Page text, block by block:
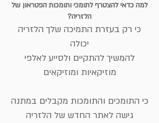
למה כדאי להצטרף לתומכי ותומכות הפטראון של
הלזריה?
כי רק בעזרת התמיכה שלך הלזריה
יכולה
להמשיך להתקיים ולסייע לאלפי
מוזיקאיות ומוזיקאים
כי התומכים והתומכות מקבלים במתנה
גישה לאתר החדש של הלזריה